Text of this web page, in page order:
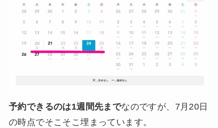
予約できるのは1週間先までなのですが、7月20日
の時点でそこそこ埋まっています。